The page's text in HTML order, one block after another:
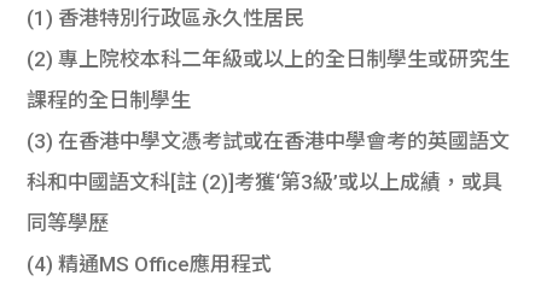
(1) 香港特別行政區永久性居民
(2) 專上院校本科二年級或以上的全日制學生或研究生
課程的全日制學生
(3) 在香港中學文憑考試或在香港中學會考的英國語文
科和中國語文科[註 (2)]考獲‘第3級’或以上成績，或具
同等學歷
(4) 精通MS Office應用程式